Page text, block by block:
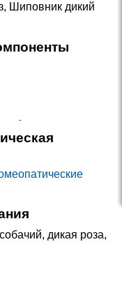
, Шиповник дикий
дикая роза,